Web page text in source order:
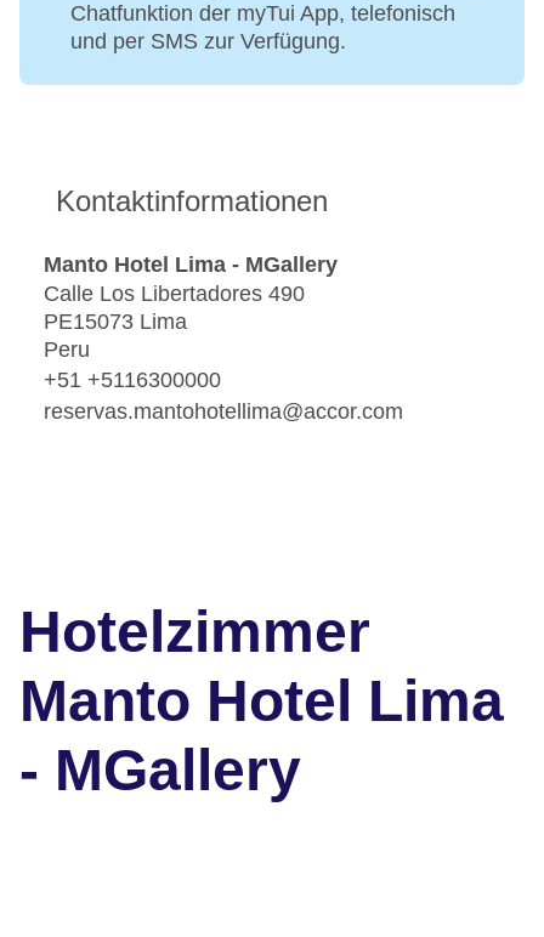
Chatfunktion der myTui App, telefonisch
und per SMS zur Verfügung.
Kontaktinformationen
Manto Hotel Lima - MGallery
Calle Los Libertadores 490
PE15073 Lima
Peru
+51 +5116300000
reservas.mantohotellima@accor.com
Hotelzimmer
Manto Hotel Lima
- MGallery